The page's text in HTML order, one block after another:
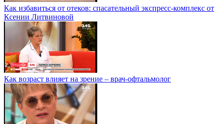
Как избавиться от отеков: спасательный экспресс-комплекс от
Ксении Литвиновой
Как возраст влияет на зрение – врач-офтальмолог